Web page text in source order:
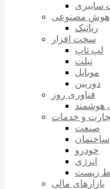
سایبری
هوش مصنوعی
رباتیک
سخت افزار
لپ تاپ
تبلت
موبایل
دوربین
فناوری روز
هوشمند
و خدمات
صنعت
ساختمان
خودرو
انرژی
زیست
بازارهای مالی